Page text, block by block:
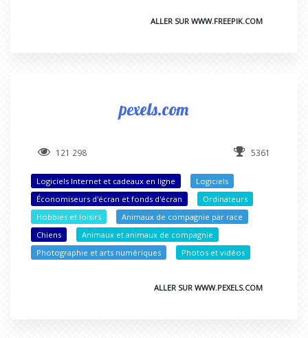
ALLER SUR WWW.FREEPIK.COM
pexels.com
121 298 5361
Logiciels Internet et cadeaux en ligne
Logiciels
Économiseurs d'écran et fonds d'écran
Ordinateurs
Hobbies et loisirs
Animaux de compagnie par race
Chiens
Animaux et animaux de compagnie
Photographie et arts numériques
Photos et vidéos
ALLER SUR WWW.PEXELS.COM